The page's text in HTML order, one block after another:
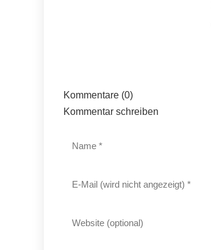
Kommentare (0)
Kommentar schreiben